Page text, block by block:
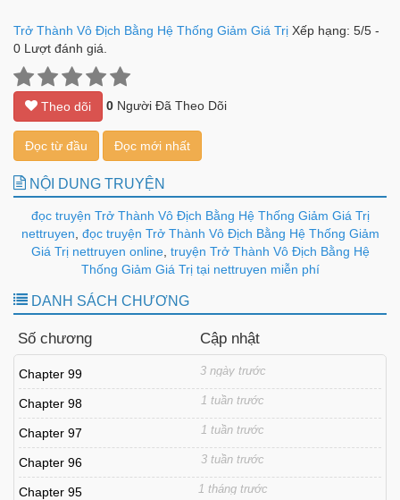
Trở Thành Vô Địch Bằng Hệ Thống Giảm Giá Trị Xếp hạng: 5/5 -
0 Lượt đánh giá.
Theo dõi 0 Người Đã Theo Dõi
Đọc từ đầu Đọc mới nhất
NỘI DUNG TRUYỆN
đọc truyện Trở Thành Vô Địch Bằng Hệ Thống Giảm Giá Trị
nettruyen đọc truyện Trở Thành Vô Địch Bằng Hệ Thống Giảm
Giá Trị nettruyen online, truyện Trở Thành Vô Địch Bằng Hệ
Thống Giảm Giá Trị tại nettruyen miễn phí
DANH SÁCH CHƯƠNG
Số chương Cập nhật
Chapter 99 3 ngày trước
Chapter 98 1 tuần trước
Chapter 97 1 tuần trước
Chapter 96 3 tuần trước
Chapter 95 1 tháng trước